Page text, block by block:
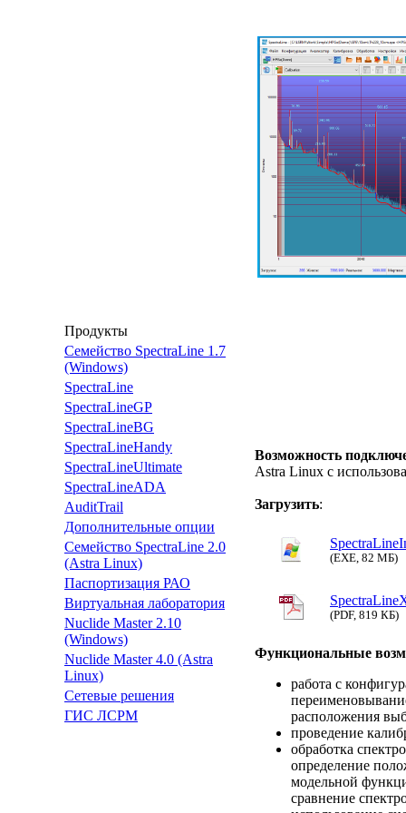
Продукты
Семейство SpectraLine 1.7
(Windows)
SpectraLine
SpectraLineGP
SpectraLineBG
SpectraLineHandy
SpectraLineUltimate
SpectraLineADA
AuditTrail
Дополнительные опции
Семейство SpectraLine 2.0
(Astra Linux)
Паспортизация РАО
Виртуальная лаборатория
Nuclide Master 2.10
(Windows)
Nuclide Master 4.0 (Astra
Linux)
Сетевые решения
ГИС ЛСРМ
Возможность
Astra Linux с
Загрузить:
(EXE, 82 МБ)
(PDF, 819 КБ)
Функциональные
работа с
расположения
проведение
обработка
определение
модельной
сравнение